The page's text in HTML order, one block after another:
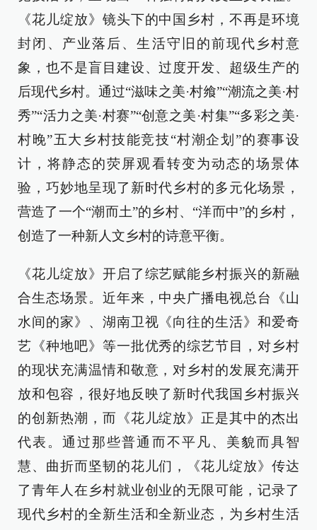
《花儿绽放》镜头下的中国乡村，不再是环境
封闭、产业落后、生活守旧的前现代乡村意
象，也不是盲目建设、过度开发、超级生产的
后现代乡村。通过“滋味之美·村飨”“潮流之美·村
秀”“活力之美·村赛”“创意之美·村集”“多彩之美·
村晚”五大乡村技能竞技“村潮企划”的赛事设
计，将静态的荧屏观看转变为动态的场景体
验，巧妙地呈现了新时代乡村的多元化场景，
营造了一个“潮而土”的乡村、“洋而中”的乡村，
创造了一种新人文乡村的诗意平衡。
《花儿绽放》开启了综艺赋能乡村振兴的新融
合生态场景。近年来，中央广播电视总台《山
水间的家》、湖南卫视《向往的生活》和爱奇
艺《种地吧》等一批优秀的综艺节目，对乡村
的现状充满温情和敬意，对乡村的发展充满开
放和包容，很好地反映了新时代我国乡村振兴
的创新热潮，而《花儿绽放》正是其中的杰出
代表。通过那些普通而不平凡、美貌而具智
慧、曲折而坚韧的花儿们，《花儿绽放》传达
了青年人在乡村就业创业的无限可能，记录了
现代乡村的全新生活和全新业态，为乡村生活